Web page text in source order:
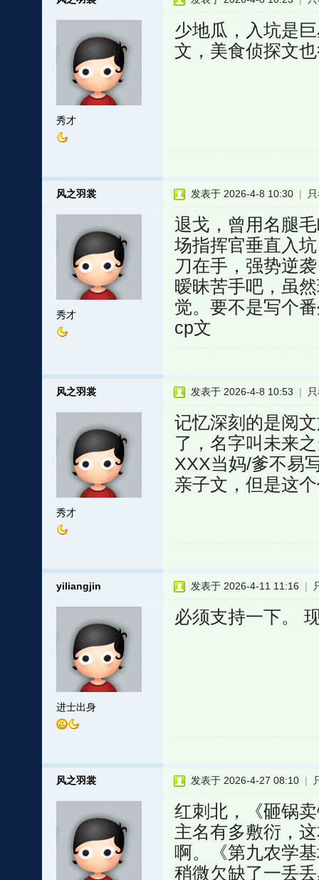
秀才
少地瓜，入坑是
文，美食侦探文
风之羽裳
秀才
发表于 2026-4-8 10:30 |
退戈，曾用名腿
场指挥官垂直入
刀在手，强势逆
暧昧苦手吧，虽
觉。要不是写个
cp文
风之羽裳
秀才
发表于 2026-4-8 10:53 |
记忆深刻的是阅
了，名字叫未来
XXX当妈/爹不易
亲子文，但是这
yiliangjin
进士出身
发表于 2026-4-11 11:16 |
必须支持一下。
风之羽裳 发表于 2026-4-27 08:10 |
红刺北，《砸锅
主名有多敷衍，
啊。《第九农学
稍微欠缺了一丢